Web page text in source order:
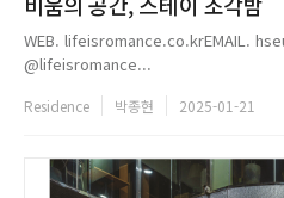
WEB. lifeisromance.co.krEMAIL.
@lifeisromance...
Residence 박종현 2025-01-21